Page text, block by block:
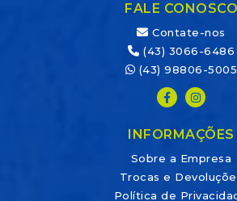
FALE CONOSCO
Contate-nos
(43) 3066-6486
(43) 98806-5005
INFORMAÇÕES
Sobre a Empresa
Trocas e
Política de